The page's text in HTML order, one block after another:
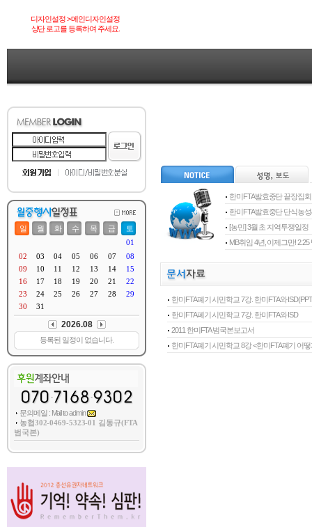
디자인설정 > 메인디자인설정
상단 로고를 등록하여 주세요.
문의메일 : Mail to admin
농협302-0469-5323-01 김동규(FTA
범국본)
한미FTA발효중단 끝장집회
한미FTA발효중단 단식농
[농민] 3월 초 지역투쟁일정
MB취임 4년, 이제그만!
한미FTA폐기 시민학교 7강. 한미FTA와
한미FTA폐기 시민학교 7강. 한미FTA와 ISD
2011 한미FTA 범국본보고서
한미FTA폐기 시민학교 8강 <한미FTA폐기 어